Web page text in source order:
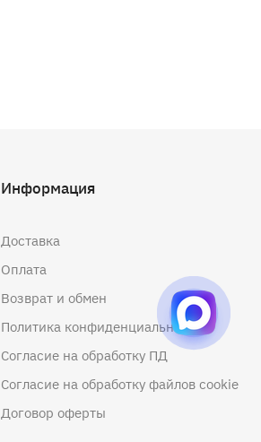
Информация
Доставка
Оплата
Возврат и обмен
Политика конфиденциальности
Согласие на обработку ПД
Согласие на обработку файлов cookie
Договор оферты